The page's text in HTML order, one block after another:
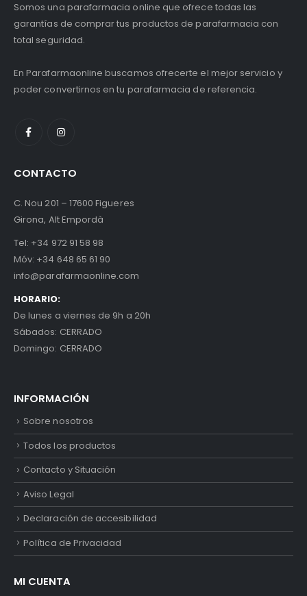
Somos una parafarmacia online que ofrece todas las
garantías de comprar tus productos de parafarmacia con
total seguridad.
En Parafarmaonline buscamos ofrecerte el mejor servicio y
poder convertirnos en tu parafarmacia de referencia.
CONTACTO
C. Nou 201 – 17600 Figueres
Girona, Alt Empordà
Tel: +34 972 91 58 98
Móv: +34 648 65 61 90
info@parafarmaonline.com
HORARIO:
De lunes a viernes de 9h a 20h
Sábados: CERRADO
Domingo: CERRADO
INFORMACIÓN
Sobre nosotros
Todos los productos
Contacto y Situación
Aviso Legal
Declaración de accesibilidad
Política de Privacidad
MI CUENTA